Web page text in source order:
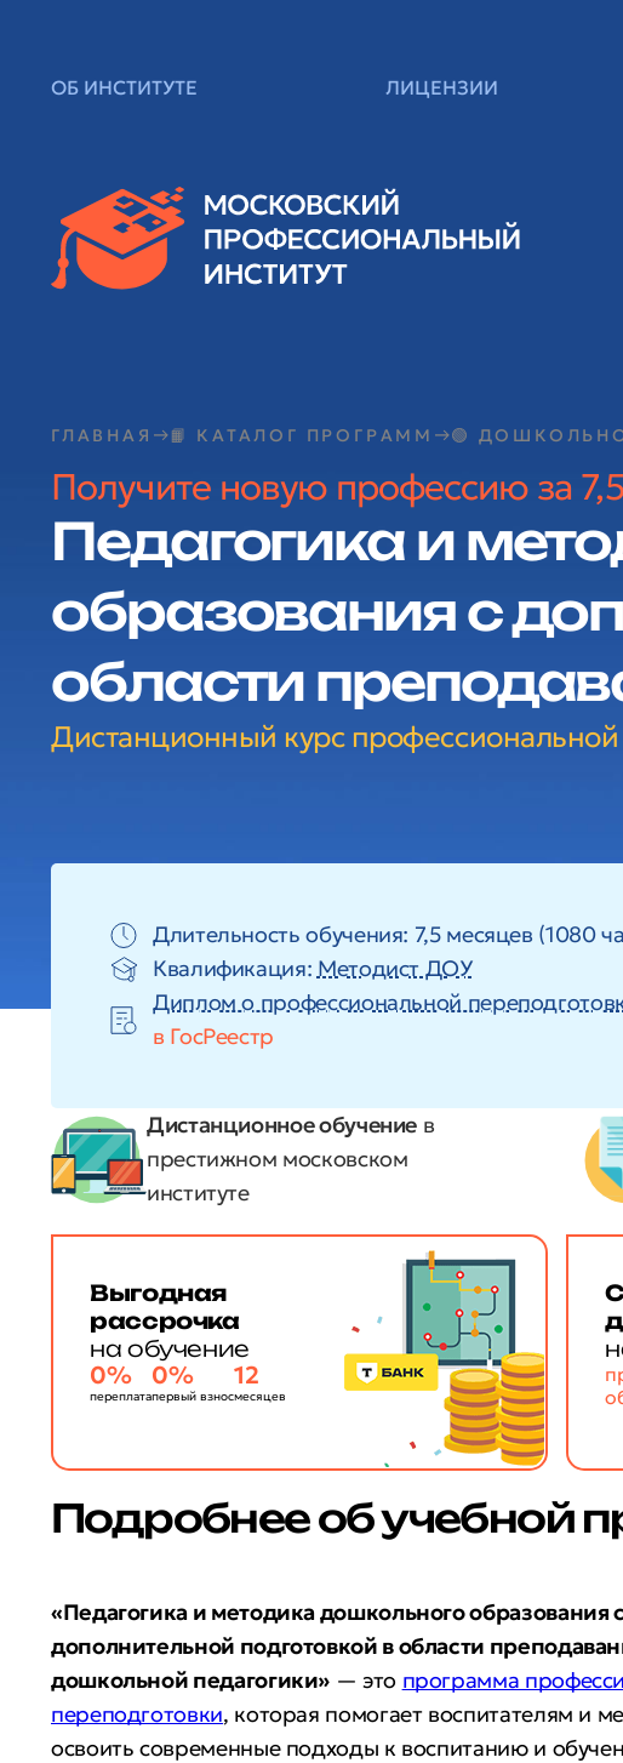
ОБ ИНСТИТУТЕ ЛИЦЕНЗИИ
ГЛАВНАЯ 📙 КАТАЛОГ ПРОГРАММ 🟢
Получите новую профессию за
Педагогика и
образования с
области
Дистанционный курс профессиональной
Длительность обучения: 7,5 месяцев (1080
Квалификация: Методист ДОУ
Диплом о профессиональной
в ГосРеестр
Дистанционное обучение в
престижном московском
институте
Выгодная
рассрочка
на обучение
0%
переплата
0%
первый взнос
12
месяцев
Подробнее об учебной
«Педагогика и методика дошкольного образования с
дополнительной подготовкой в области
дошкольной педагогики» — это программа
переподготовки, которая помогает воспитателям и
освоить современные подходы к воспитанию и